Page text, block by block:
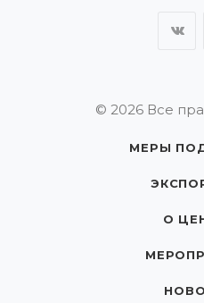
© 2026 Все
МЕРЫ
О